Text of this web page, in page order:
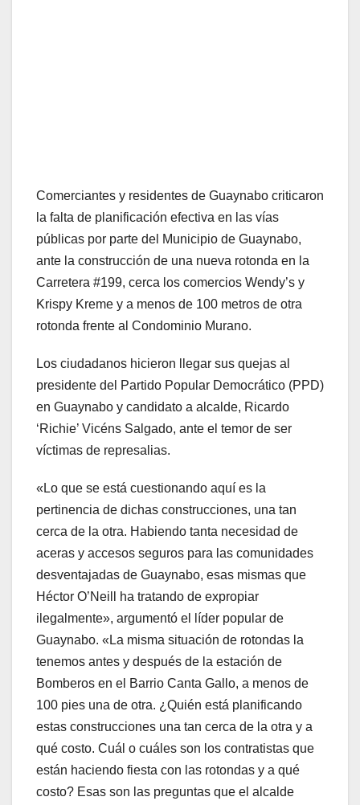
Comerciantes y residentes de Guaynabo criticaron
la falta de planificación efectiva en las vías
públicas por parte del Municipio de Guaynabo,
ante la construcción de una nueva rotonda en la
Carretera #199, cerca los comercios Wendy’s y
Krispy Kreme y a menos de 100 metros de otra
rotonda frente al Condominio Murano.
Los ciudadanos hicieron llegar sus quejas al
presidente del Partido Popular Democrático (PPD)
en Guaynabo y candidato a alcalde, Ricardo
‘Richie’ Vicéns Salgado, ante el temor de ser
víctimas de represalias.
«Lo que se está cuestionando aquí es la
pertinencia de dichas construcciones, una tan
cerca de la otra. Habiendo tanta necesidad de
aceras y accesos seguros para las comunidades
desventajadas de Guaynabo, esas mismas que
Héctor O’Neill ha tratando de expropiar
ilegalmente», argumentó el líder popular de
Guaynabo. «La misma situación de rotondas la
tenemos antes y después de la estación de
Bomberos en el Barrio Canta Gallo, a menos de
100 pies una de otra. ¿Quién está planificando
estas construcciones una tan cerca de la otra y a
qué costo. Cuál o cuáles son los contratistas que
están haciendo fiesta con las rotondas y a qué
costo? Esas son las preguntas que el alcalde